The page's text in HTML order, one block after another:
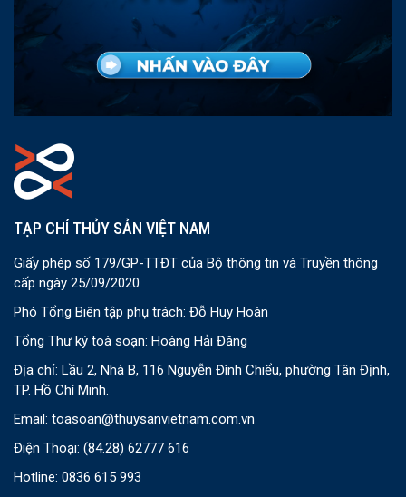
TẠP CHÍ THỦY SẢN VIỆT NAM
Giấy phép số 179/GP-TTĐT của Bộ thông tin và Truyền thông
cấp ngày 25/09/2020
Phó Tổng Biên tập phụ trách: Đỗ Huy Hoàn
Tổng Thư ký toà soạn: Hoàng Hải Đăng
Địa chỉ: Lầu 2, Nhà B, 116 Nguyễn Đình Chiểu, phường Tân Định,
TP. Hồ Chí Minh.
Email: toasoan@thuysanvietnam.com.vn
Điện Thoại: (84.28) 62777 616
Hotline: 0836 615 993